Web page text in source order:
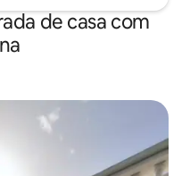
de casa com